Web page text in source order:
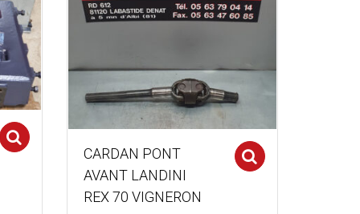
CARDAN PONT
AVANT LANDINI
REX 70 VIGNERON